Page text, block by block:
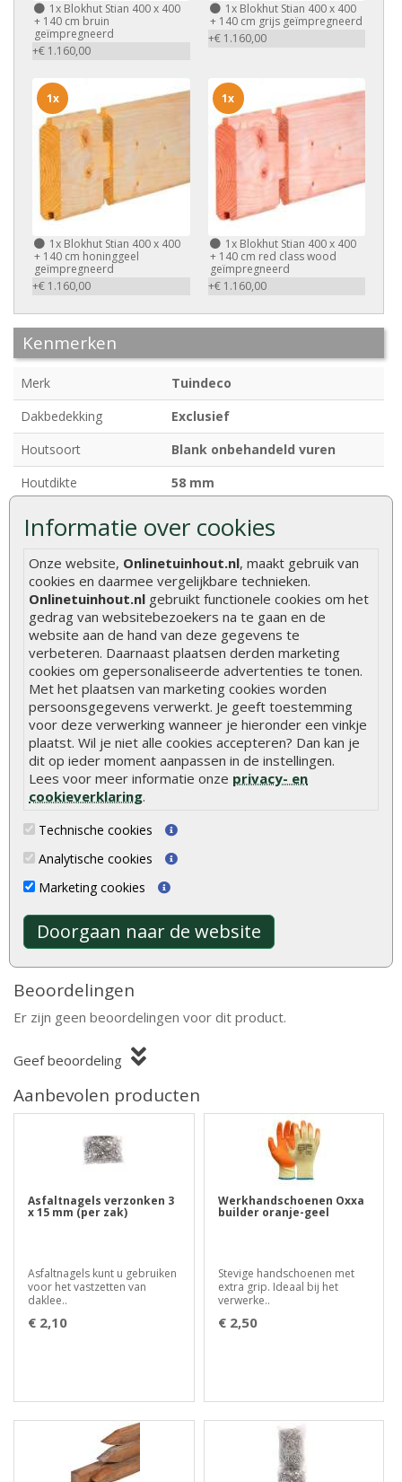
Informatie over cookies
Onze website, Onlinetuinhout.nl, maakt gebruik van
cookies en daarmee vergelijkbare technieken.
Onlinetuinhout.nl gebruikt functionele cookies om het
gedrag van websitebezoekers na te gaan en de
website aan de hand van deze gegevens te
verbeteren. Daarnaast plaatsen derden marketing
cookies om gepersonaliseerde advertenties te tonen.
Met het plaatsen van marketing cookies worden
persoonsgegevens verwerkt. Je geeft toestemming
voor deze verwerking wanneer je hieronder een vinkje
plaatst. Wil je niet alle cookies accepteren? Dan kan je
dit op ieder moment aanpassen in de instellingen.
Lees voor meer informatie onze privacy- en
cookieverklaring.
Technische cookies
Analytische cookies
Marketing cookies
Doorgaan naar de website
1x Blokhut Stian 400 x 400
+ 140 cm bruin
geïmpregneerd
+€ 1.160,00
1xBlokhut Stian 400 x 400
+ 140 cm grijs geïmpregneerd
+€ 1.160,00
1x Blokhut Stian 400 x 400
+ 140 cm honinggeel
geïmpregneerd
+€ 1.160,00
1x
1xBlokhut Stian 400 x 400
+ 140 cm red class wood
geïmpregneerd
+€ 1.160,00
1x
Kenmerken
Merk
Tuindeco
Dakbedekking
Exclusief
Houtsoort
Blank onbehandeld vuren
Houtdikte
58 mm
Afmetingen
400 x 400 + 140 cm
Diepte
400 + 140 cm
Funderingsmaat
380 x 380 cm
Nokhoogte
ca. 250 cm
Deurhoogte
ca. 180 cm (inclusief kozijn)
Ramen
1 te openen raam (dubbel glas)
Dakafwerking
Zadeldak
Model
Klassiek model
Hout is een natuurlijk product met unieke
eigenschappen. Lees alles over de kenmerken en
natuurlijke variaties van hout.Meer informatie
Beoordelingen
Er zijn geen beoordelingen voor dit product.
Geef beoordeling
Aanbevolen producten
Asfaltnagels verzonken 3
x 15 mm (per zak)
Asfaltnagels kunt u gebruiken
voor het vastzetten van
daklee..
€ 2,10
Werkhandschoenen Oxxa
builder oranje-geel
Stevige handschoenen met
extra grip. Ideaal bij het
verwerke..
€ 2,50